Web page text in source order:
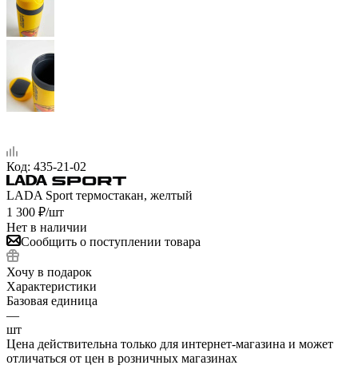
Код: 435-21-02
LADA Sport термостакан, желтый
1 300 ₽/шт
Нет в наличии
Сообщить о поступлении товара
Хочу в подарок
Характеристики
Базовая единица
—
шт
Цена действительна только для интернет-магазина и может
отличаться от цен в розничных магазинах